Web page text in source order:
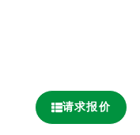
请求报价